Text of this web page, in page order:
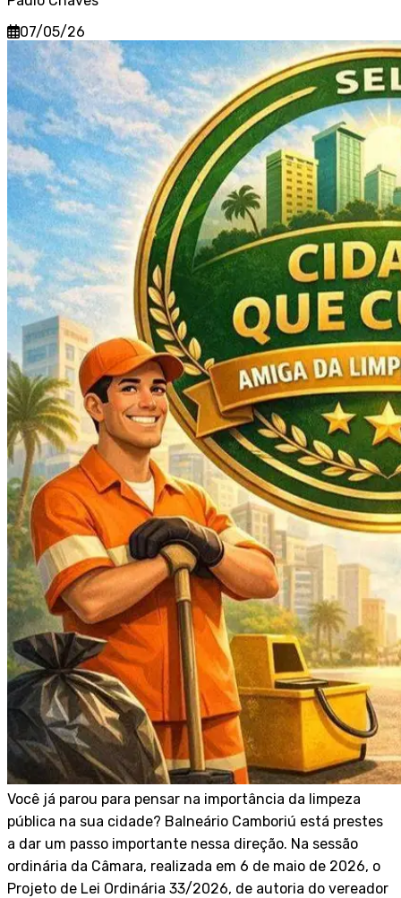
07/05/26
Você já parou para pensar na importância da limpeza
pública na sua cidade? Balneário Camboriú está prestes
a dar um passo importante nessa direção. Na sessão
ordinária da Câmara, realizada em 6 de maio de 2026, o
Projeto de Lei Ordinária 33/2026, de autoria do vereador